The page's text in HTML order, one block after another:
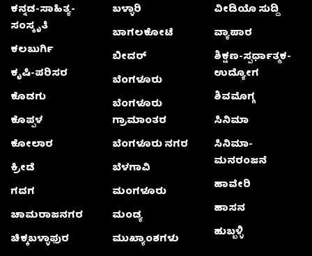
ಕನ್ನಡ-ಸಾಹಿತ್ಯ-
ಸಂಸ್ಕೃತಿ
ಕಲಬುರ್ಗಿ
ಕೃಷಿ-ಪರಿಸರ
ಕೊಡಗು
ಕೊಪ್ಪಳ
ಕೋಲಾರ
ಕ್ರೀಡೆ
ಗದಗ
ಚಾಮರಾಜನಗರ
ಚಿಕ್ಕಬಳ್ಳಾಫುರ
ಬಳ್ಳಾರಿ
ಬಾಗಲಕೋಟೆ
ಬೀದರ್
ಬೆಂಗಳೂರು
ಬೆಂಗಳೂರು
ಗ್ರಾಮಾಂತರ
ಬೆಂಗಳೂರು ನಗರ
ಬೆಳಗಾವಿ
ಮಂಗಳೂರು
ಮಂಡ್ಯ
ಮುಖ್ಯಾಂಶಗಳು
ವೀಡಿಯೊ ಸುದ್ದಿ
ವ್ಯಾಪಾರ
ಶಿಕ್ಷಣ-ಸ್ಪರ್ಧಾತ್ಮಕ-
ಉದ್ಯೋಗ
ಶಿವಮೊಗ್ಗ
ಸಿನಿಮಾ
ಸಿನಿಮಾ-
ಮನರಂಜನೆ
ಹಾವೇರಿ
ಹಾಸನ
ಹುಬ್ಬಳ್ಳಿ